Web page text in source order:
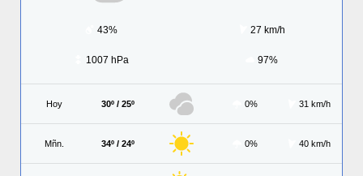
43% 27 km/h
1007 hPa 97%
Hoy 30º / 25º 0% 31 km/h
Mñn. 34º / 24º 0% 40 km/h